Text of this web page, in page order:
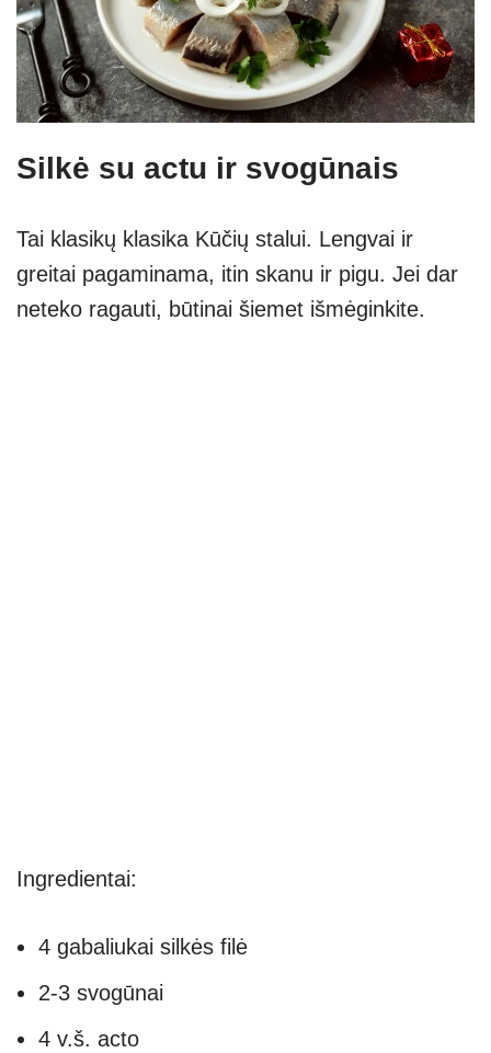
Silkė su actu ir svogūnais
Tai klasikų klasika Kūčių stalui. Lengvai ir
greitai pagaminama, itin skanu ir pigu. Jei dar
neteko ragauti, būtinai šiemet išmėginkite.
Ingredientai:
4 gabaliukai silkės filė
2-3 svogūnai
4 v.š. acto